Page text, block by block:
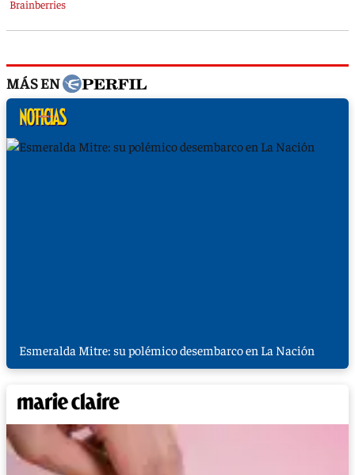
MÁS EN
Esmeralda Mitre: su polémico desembarco en La Nación